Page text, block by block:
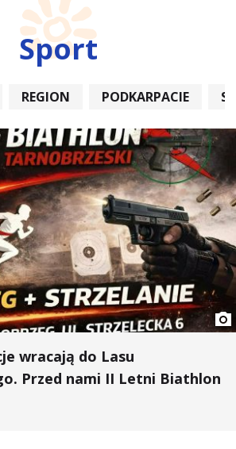
Sport
REGION PODKARPACIE
wracają do Lasu
Przed nami II Letni Biathlon